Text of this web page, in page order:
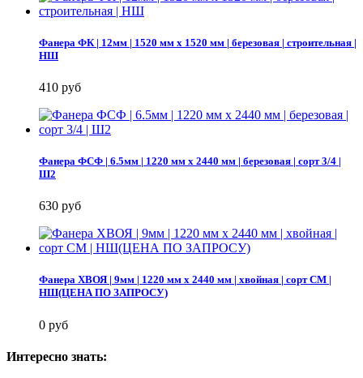
Фанера ФК | 12мм | 1520 мм х 1520 мм | березовая | строительная |
НШ
410 руб
Фанера ФСФ | 6.5мм | 1220 мм х 2440 мм | березовая | сорт 3/4 |
Ш2
630 руб
Фанера ХВОЯ | 9мм | 1220 мм х 2440 мм | хвойная | сорт СМ |
НШ(ЦЕНА ПО ЗАПРОСУ)
0 руб
Интересно знать: